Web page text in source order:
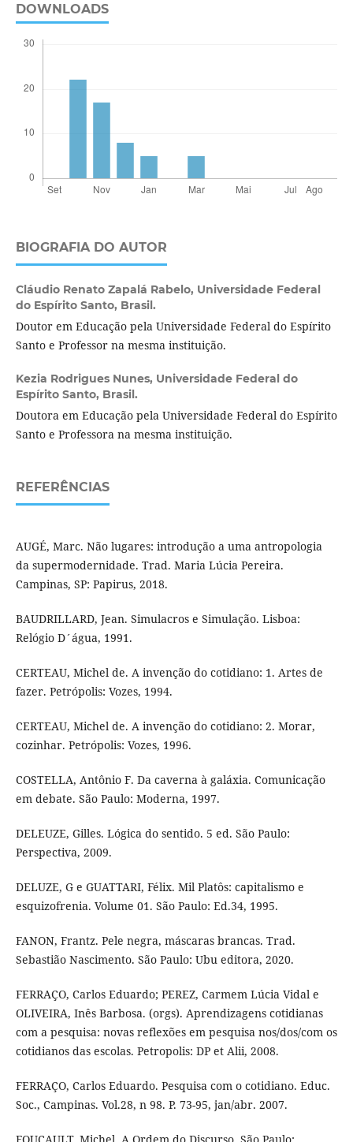
DOWNLOADS
BIOGRAFIA DO AUTOR
Cláudio Renato Zapalá Rabelo, Universidade Federal
do Espírito Santo, Brasil.
Doutor em Educação pela Universidade Federal do Espírito
Santo e Professor na mesma instituição.
Kezia Rodrigues Nunes, Universidade Federal do
Espírito Santo, Brasil.
Doutora em Educação pela Universidade Federal do Espírito
Santo e Professora na mesma instituição.
REFERÊNCIAS
AUGÉ, Marc. Não lugares: introdução a uma antropologia
da supermodernidade. Trad. Maria Lúcia Pereira.
Campinas, SP: Papirus, 2018.
BAUDRILLARD, Jean. Simulacros e Simulação. Lisboa:
Relógio D´água, 1991.
CERTEAU, Michel de. A invenção do cotidiano: 1. Artes de
fazer. Petrópolis: Vozes, 1994.
CERTEAU, Michel de. A invenção do cotidiano: 2. Morar,
cozinhar. Petrópolis: Vozes, 1996.
COSTELLA, Antônio F. Da caverna à galáxia. Comunicação
em debate. São Paulo: Moderna, 1997.
DELEUZE, Gilles. Lógica do sentido. 5 ed. São Paulo:
Perspectiva, 2009.
DELUZE, G e GUATTARI, Félix. Mil Platôs: capitalismo e
esquizofrenia. Volume 01. São Paulo: Ed.34, 1995.
FANON, Frantz. Pele negra, máscaras brancas. Trad.
Sebastião Nascimento. São Paulo: Ubu editora, 2020.
FERRAÇO, Carlos Eduardo; PEREZ, Carmem Lúcia Vidal e
OLIVEIRA, Inês Barbosa. (orgs). Aprendizagens cotidianas
com a pesquisa: novas reflexões em pesquisa nos/dos/com os
cotidianos das escolas. Petropolis: DP et Alii, 2008.
FERRAÇO, Carlos Eduardo. Pesquisa com o cotidiano. Educ.
Soc., Campinas. Vol.28, n 98. P. 73-95, jan/abr. 2007.